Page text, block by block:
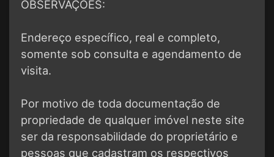
OBSERVAÇÕES:
Endereço específico, real e completo,
somente sob consulta e agendamento de
visita.
Por motivo de toda documentação de
propriedade de qualquer imóvel neste site
ser da responsabilidade do proprietário e
pessoas que cadastram os respectivos